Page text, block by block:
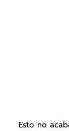
Esto no